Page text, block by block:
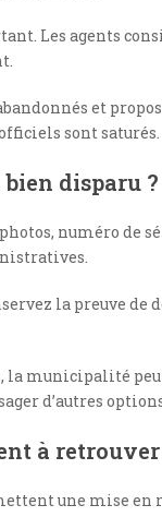
Les agents
et
sont saturés.
disparu ?
numéro de
la preuve
la municipalité
d’autres
à retrouver
une mise